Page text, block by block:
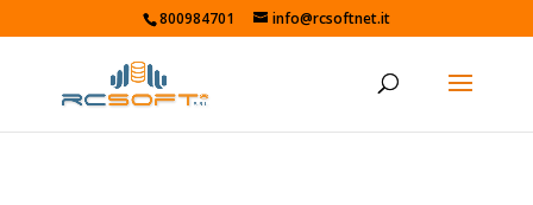
800984701 info@rcsoftnet.it